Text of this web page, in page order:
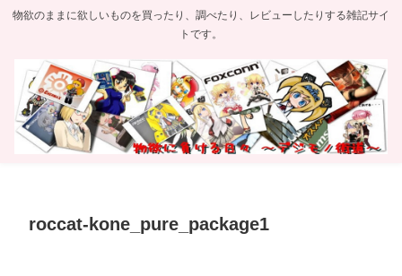
物欲のままに欲しいものを買ったり、調べたり、レビューしたりする雑記サイ
トです。
roccat-kone_pure_package1